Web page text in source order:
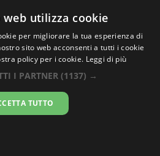
.co
Bwizibwera
utilizza cookie
per migliorare la tua esperienza di
sito web acconsenti a tutti i cookie
policy per i cookie. Leggi di più
I PARTNER (1137) →
TUTTO